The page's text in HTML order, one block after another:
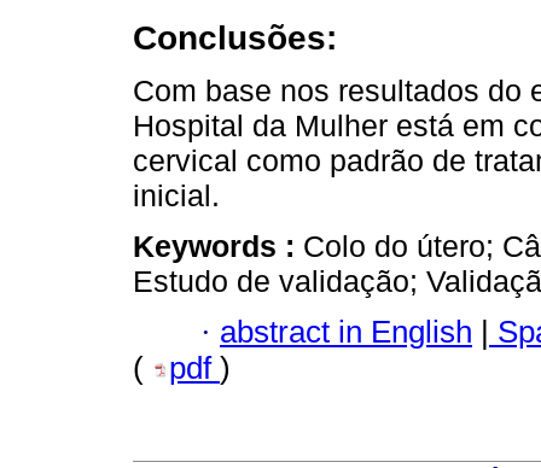
Conclusões:
Com base nos resultados do
Hospital da Mulher está em
cervical como padrão de
inicial.
Keywords : Colo do útero;
Estudo de validação;
· abstract in English
(
pdf )